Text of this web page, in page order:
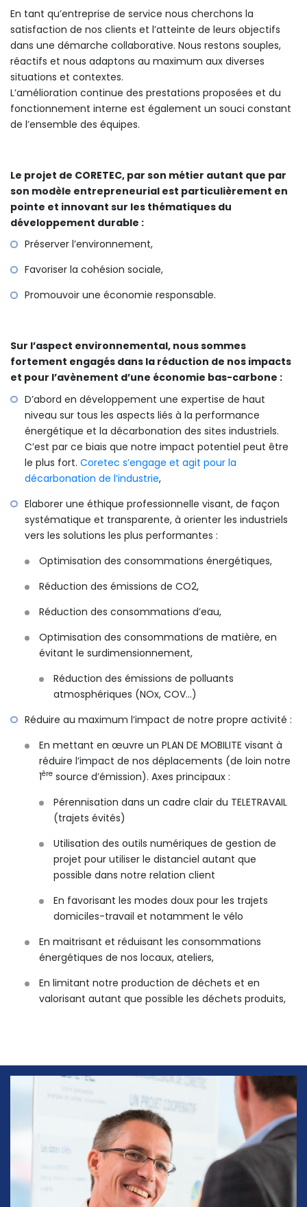
En tant qu’entreprise de service nous cherchons la
satisfaction de nos clients et l’atteinte de leurs objectifs
dans une démarche collaborative. Nous restons souples,
réactifs et nous adaptons au maximum aux diverses
situations et contextes.
L’amélioration continue des prestations proposées et du
fonctionnement interne est également un souci constant
de l’ensemble des équipes.
Le projet de CORETEC, par son métier autant que par
son modèle entrepreneurial est particulièrement en
pointe et innovant sur les thématiques du
développement durable :
Préserver l’environnement,
Favoriser la cohésion sociale,
Promouvoir une économie responsable.
Sur l’aspect environnemental, nous sommes
fortement engagés dans la réduction de nos impacts
et pour l’avènement d’une économie bas-carbone :
D’abord en développement une expertise de haut
niveau sur tous les aspects liés à la performance
énergétique et la décarbonation des sites industriels.
C’est par ce biais que notre impact potentiel peut être
le plus fort. Coretec s’engage et agit pour la
décarbonation de l’industrie,
Elaborer une éthique professionnelle visant, de façon
systématique et transparente, à orienter les industriels
vers les solutions les plus performantes :
Optimisation des consommations énergétiques,
Réduction des émissions de CO2,
Réduction des consommations d’eau,
Optimisation des consommations de matière, en
évitant le surdimensionnement,
Réduction des émissions de polluants
atmosphériques (NOx, COV…)
Réduire au maximum l’impact de notre propre activité :
En mettant en œuvre un PLAN DE MOBILITE visant à
réduire l’impact de nos déplacements (de loin notre
1ère source d’émission). Axes principaux :
Pérennisation dans un cadre clair du TELETRAVAIL
(trajets évités)
Utilisation des outils numériques de gestion de
projet pour utiliser le distanciel autant que
possible dans notre relation client
En favorisant les modes doux pour les trajets
domiciles-travail et notamment le vélo
En maitrisant et réduisant les consommations
énergétiques de nos locaux, ateliers,
En limitant notre production de déchets et en
valorisant autant que possible les déchets produits,